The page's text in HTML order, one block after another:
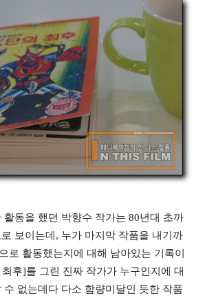
활동을 했던 박향수 작가는 80년대 초까
보이는데, 누가 마지막 작품을 내기까
로 활동했는지에 대해 남아있는 기록이
후]를 그린 진짜 작가가 누구인지에 대
수 없는데다 다소 함량미달인 듯한 작품